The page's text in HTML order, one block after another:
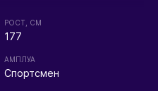
РОСТ, СМ
177
АМПЛУА
Спортсмен